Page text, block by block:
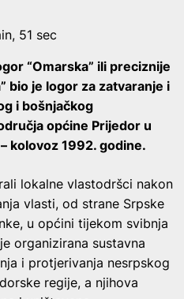
51 sec
“Omarska” ili preciznije
bio je logor za zatvaranje i
i bošnjačkog
općine Prijedor u
kolovoz 1992. godine.
lokalne vlastodršci nakon
vlasti, od strane Srpske
u općini tijekom svibnja
organizirana sustavna
i protjerivanja nesrpskog
regije, a njihova